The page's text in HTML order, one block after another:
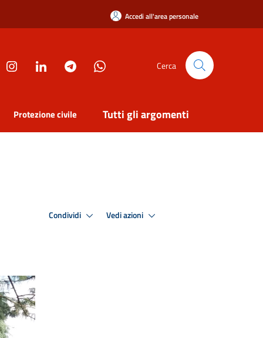
Accedi all'area personale
Cerca
Protezione civile Tutti gli argomenti
Condividi Vedi azioni